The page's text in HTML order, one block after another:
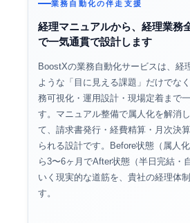
業務自動化の伴走支援
経理マニュアルから、経理業務
で一気通貫で設計します
BoostXの業務自動化サービスは、経
ような「目に見える課題」だけでな
務可視化・運用設計・現場定着まで
す。マニュアル整備で属人化を解消
て、請求書発行・経費精算・月次決
られる設計です。Before状態（属人
ら3〜6ヶ月でAfter状態（半日完結・
いく現実的な道筋を、貴社の経理体
す。